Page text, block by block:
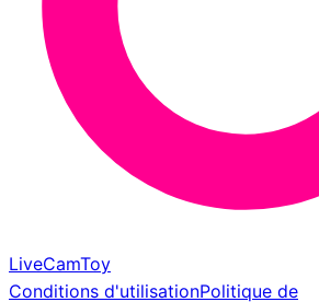
LiveCamToy
Conditions d'utilisationPolitique de